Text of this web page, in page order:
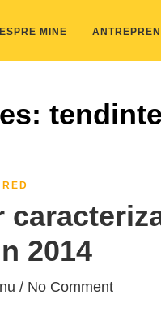
MINE
2014
/ No Comment